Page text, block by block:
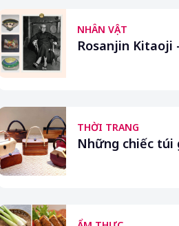
NHÂN VẬT
Rosanjin Kitaoji
THỜI TRANG
Những chiếc túi